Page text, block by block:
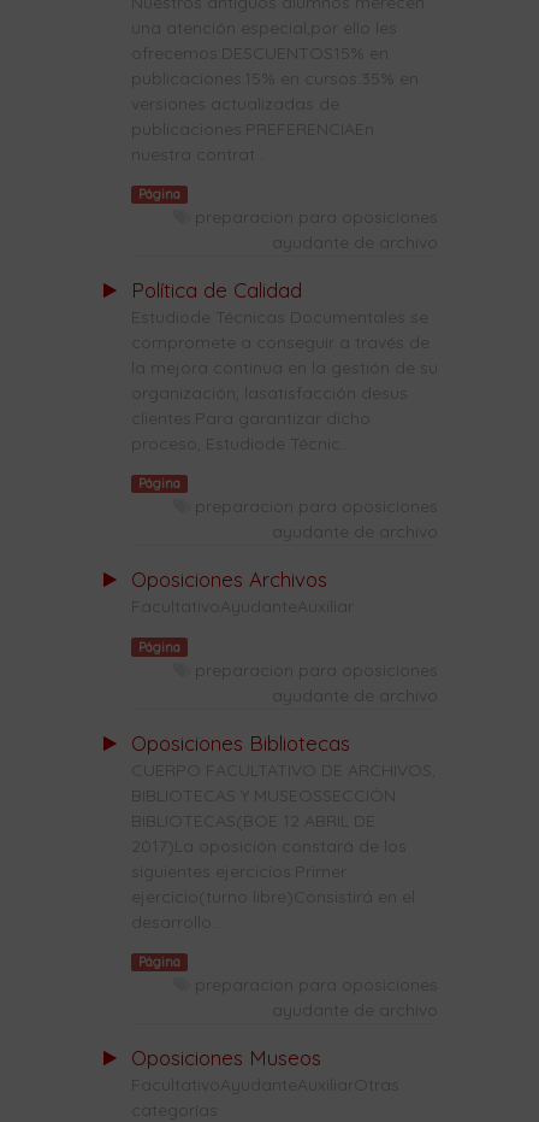
una atención especial,por ello les
ofrecemos:DESCUENTOS15% en
publicaciones.15% en cursos.35% en
versiones actualizadas de
publicaciones.PREFERENCIAEn
nuestra contrat...
Página
preparacion para oposiciones
ayudante de archivo
Política de Calidad
Estudiode Técnicas Documentales se
compromete a conseguir a través de
la mejora continua en la gestión de su
organización, lasatisfacción desus
clientes.Para garantizar dicho
proceso, Estudiode Técnic...
Página
preparacion para oposiciones
ayudante de archivo
Oposiciones Archivos
FacultativoAyudanteAuxiliar
Página
preparacion para oposiciones
ayudante de archivo
Oposiciones Bibliotecas
CUERPO FACULTATIVO DE ARCHIVOS,
BIBLIOTECAS Y MUSEOSSECCIÓN
BIBLIOTECAS(BOE 12 ABRIL DE
2017)La oposición constará de los
siguientes ejercicios:Primer
ejercicio(turno libre)Consistirá en el
desarrollo...
Página
preparacion para oposiciones
ayudante de archivo
Oposiciones Museos
FacultativoAyudanteAuxiliarOtras
categorías